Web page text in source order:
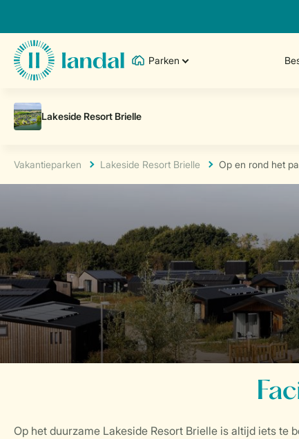
Parken
Vakantieparken Lakeside Resort Brielle Op en rond het
Op het duurzame Lakeside Resort Brielle is altijd iets te